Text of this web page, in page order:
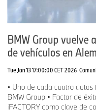
BMW Group vuelve
de vehículos en
Tue Jan 13 17:00:00 CET 2026
• Uno de cada cuatro
BMW Group • Factor de
iFACTORY como clave de